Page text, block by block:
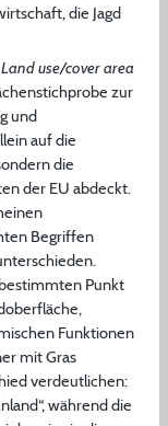
die Jagd
Land use/cover area
zur
und
auf die
die
der EU abdeckt.
Begriffen
Punkt
Funktionen
mit Gras
verdeutlichen:
während die